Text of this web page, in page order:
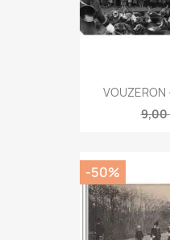
9,00
-50%